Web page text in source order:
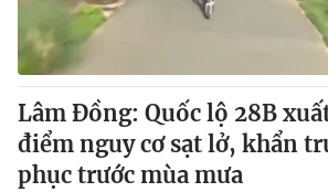
Thế giới đó đây
Câu chuyện quốc tế
Tài chính
Thị trường
Góc doanh nghiệp
Dữ liệu và đời sống
Truyền hình
Phim VTV
Giải trí
Lâm Đồng: Quốc lộ 28B
điểm nguy cơ sạt lở, khẩn
phục trước mùa mưa